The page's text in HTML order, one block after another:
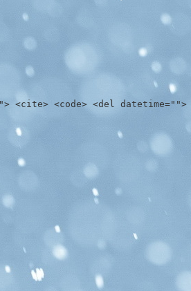
<code> <del datetime="">